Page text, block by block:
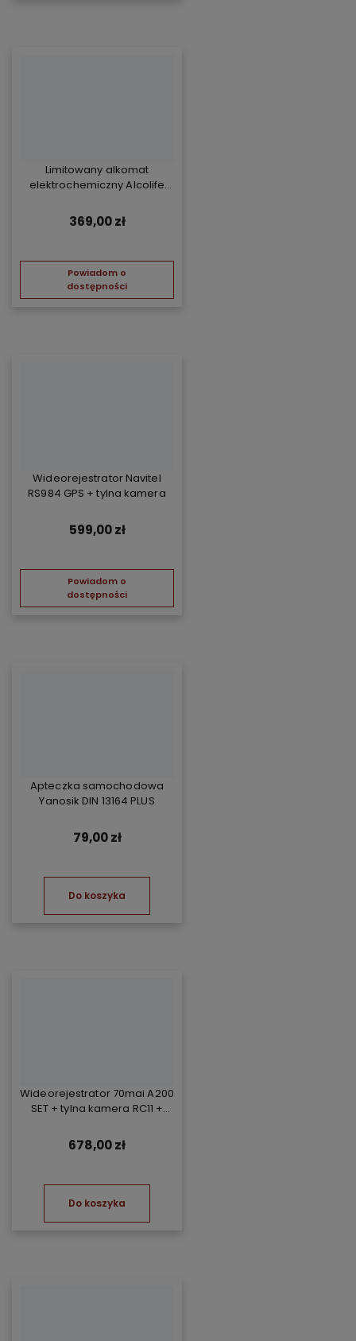
Limitowany alkomat
elektrochemiczny Alcolife
369,00 zł
Powiadom o
dostępności
Wideorejestrator Navitel
RS984 GPS + tylna kamera
599,00 zł
Powiadom o
dostępności
Apteczka samochodowa
Yanosik DIN 13164 PLUS
79,00 zł
Do koszyka
Wideorejestrator 70mai A200
SET + tylna kamera RC11 +
678,00 zł
Do koszyka